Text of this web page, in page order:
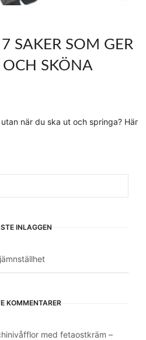
SAKER SOM GER
OCH SKÖNA
när du ska ut och springa? Här
INLÄGGEN
KOMMENTARER
med fetaostkräm –